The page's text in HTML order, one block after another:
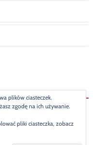
plików ciasteczek.
zgodę na ich używanie.
pliki ciasteczka, zobacz